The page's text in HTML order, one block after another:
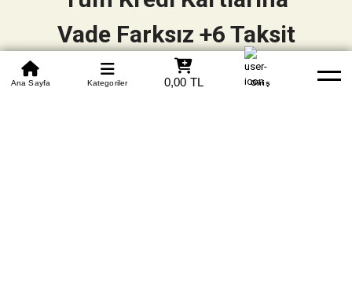
0850 305 09 70
Beden Tablosu Banka Hesapları Whatsapp Yardım
Ana Sayfa Kategoriler 0,00 TL Giriş
Vade Farksız +6 Taksit